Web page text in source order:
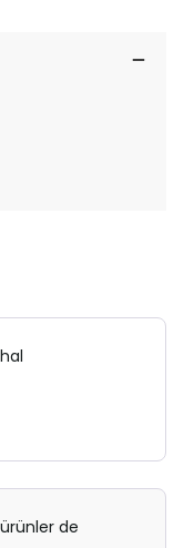
de